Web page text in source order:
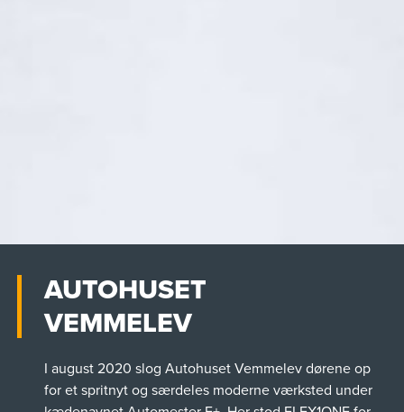
AUTOHUSET
VEMMELEV
I august 2020 slog Autohuset Vemmelev dørene op
for et spritnyt og særdeles moderne værksted under